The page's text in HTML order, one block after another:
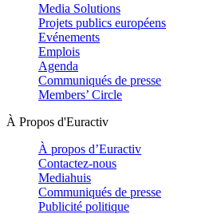
Media Solutions
Projets publics européens
Evénements
Emplois
Agenda
Communiqués de presse
Members’ Circle
À Propos d'Euractiv
À propos d’Euractiv
Contactez-nous
Mediahuis
Communiqués de presse
Publicité politique